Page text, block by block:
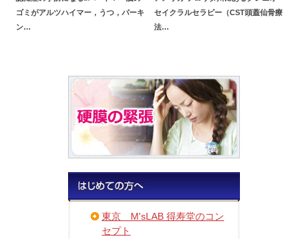
ゴミがアルツハイマー，うつ，パーキ
ン…
セイクラルセラピー（CST頭蓋仙骨療
法…
東京 M'sLAB 得寿堂のコン
セプト